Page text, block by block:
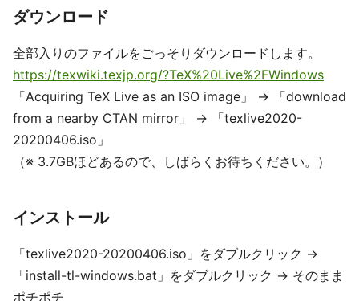
ダウンロード
全部入りのファイルをごっそりダウンロードします。
https://texwiki.texjp.org/?TeX%20Live%2FWindows
「Acquiring TeX Live as an ISO image」 → 「download
from a nearby CTAN mirror」 → 「texlive2020-
20200406.iso」
（※ 3.7GBほどあるので、しばらくお待ちください。）
インストール
「texlive2020-20200406.iso」をダブルクリック →
「install-tl-windows.bat」をダブルクリック → そのまま
ポチポチ